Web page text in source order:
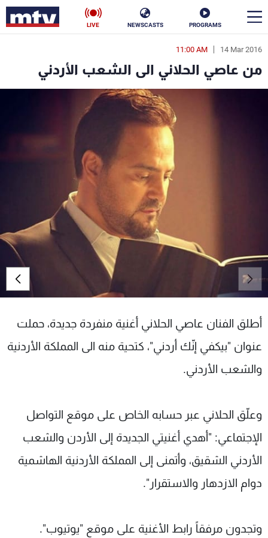
PROGRAMS
NEWSCASTS
LIVE
14 Mar 2016
11:00 AM
من عاصي الحلاني الى الشعب الأردني
أطلق الفنان عاصي الحلاني أغنية منفردة جديدة، حملت
عنوان "بيكفي إنّك أردني"، كتحية منه الى المملكة الأردنية
والشعب الأردني.
وعلّق الحلاني عبر حسابه الخاص على موقع التواصل
الإجتماعي: "أهدي أغنيتي الجديدة إلى الأردن والشعب
الأردني الشقيق، وأتمنى إلى المملكة الأردنية الهاشمية
دوام الازدهار والاستقرار".
وتجدون مرفقاً رابط الأغنية على موقع "يوتيوب".
en
الأخبار
فن
رياضة
جدول البرامج
شاهد البرامج
الترددات
الإنـتـاج
تواصل معنا